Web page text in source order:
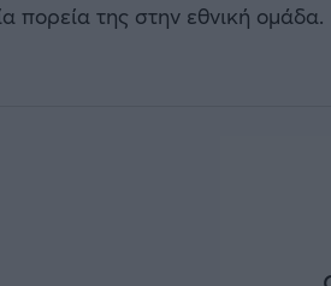
πορεία της στην εθνική ομάδα.